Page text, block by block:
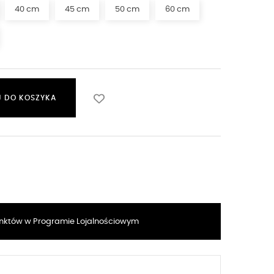
40 cm 45 cm 50 cm 60 cm
DO KOSZYKA
w Programie Lojalnościowym